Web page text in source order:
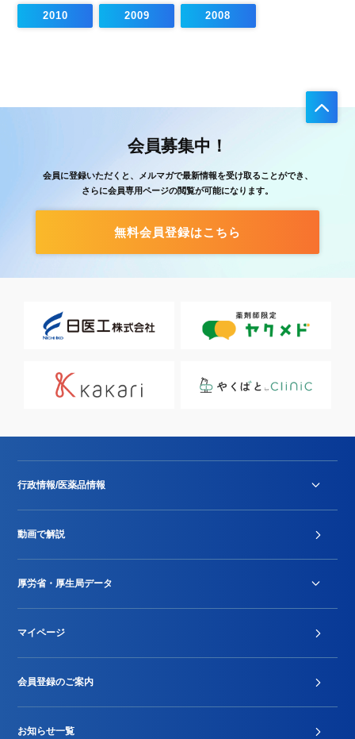
2010 2009 2008
会員募集中！
会員に登録いただくと、メルマガで最新情報を受け取ることができ、
さらに会員専用ページの閲覧が可能になります。
無料会員登録はこちら
行政情報/医薬品情報
Stu-GEレポート
動画で解説
厚労省・厚生局データ
2024年度新設項目届出状況
マイページ
会員登録のご案内
お知らせ一覧